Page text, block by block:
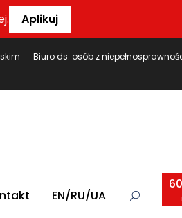
Aplikuj
Biuro ds. osób z
EN/RU/UA